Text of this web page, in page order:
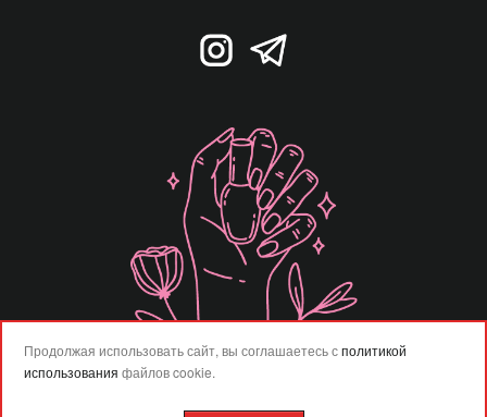
Продолжая использовать сайт, вы соглашаетесь сполитикой
использования файлов cookie.